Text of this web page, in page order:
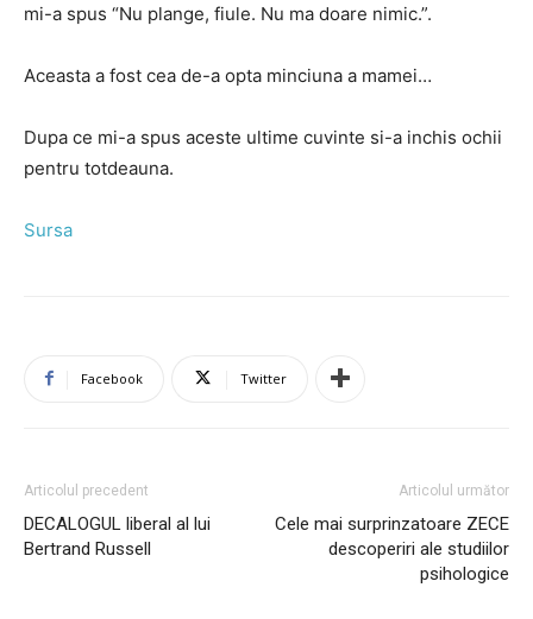
mi-a spus “Nu plange, fiule. Nu ma doare nimic.”.
Aceasta a fost cea de-a opta minciuna a mamei…
Dupa ce mi-a spus aceste ultime cuvinte si-a inchis ochii
pentru totdeauna.
Sursa
Facebook Twitter
Articolul precedent
DECALOGUL liberal al lui
Bertrand Russell
Articolul următor
Cele mai surprinzatoare ZECE
descoperiri ale studiilor
psihologice